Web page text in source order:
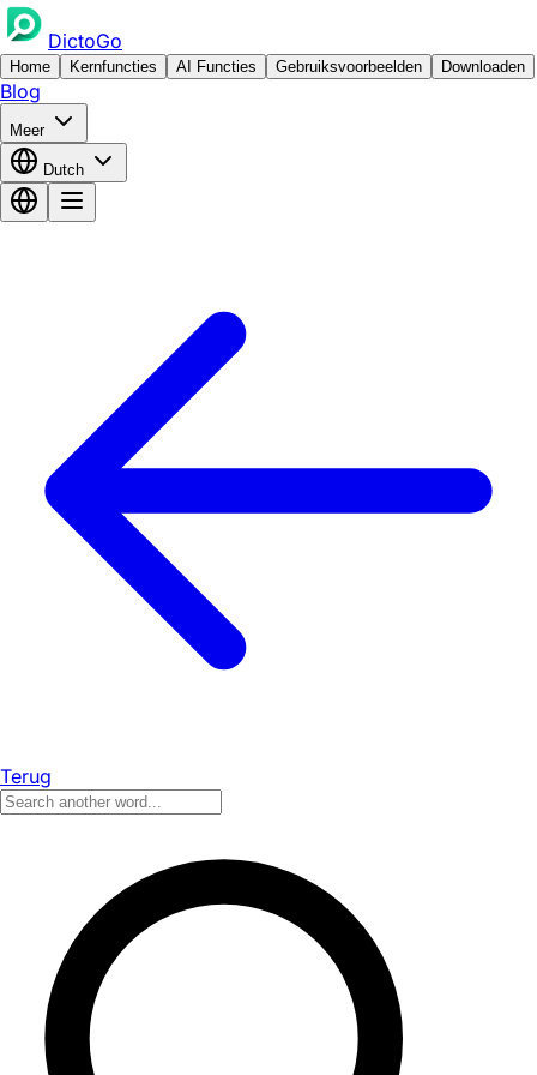
DictoGo
Home Kernfuncties AI Functies Gebruiksvoorbeelden Downloaden
Blog
Meer
Dutch
Terug